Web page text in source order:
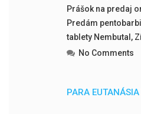
Prášok na predaj
Predám
tablety Nembutal ,
No Comments
PARA